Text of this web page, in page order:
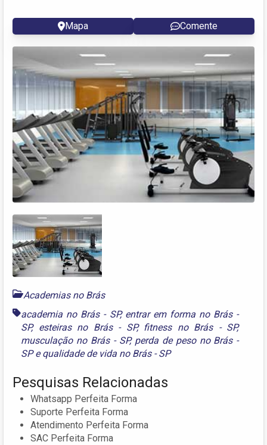
Mapa Comente
Academias no Brás
academia no Brás - SP, entrar em forma no Brás -
SP, esteiras no Brás - SP, fitness no Brás - SP,
musculação no Brás - SP, perda de peso no Brás -
SPequalidade de vida no Brás - SP
Pesquisas Relacionadas
Whatsapp Perfeita Forma
Suporte Perfeita Forma
Atendimento Perfeita Forma
SAC Perfeita Forma